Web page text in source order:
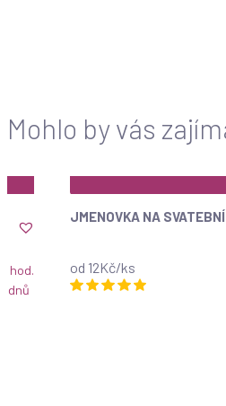
Mohlo by vás
hod.
dnů
JMENOVKA NA
od 12Kč/ks